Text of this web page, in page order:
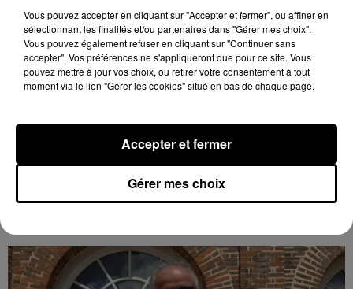
accident sur l'A10
Le choc a eu lieu dans la matinée, vendredi 7 août à
hauteur de Sainville en direction d'Orléans.
LE GRAND FORMAT
Vous pouvez accepter en cliquant sur "Accepter et fermer", ou affiner en
sélectionnant les finalités et/ou partenaires dans "Gérer mes choix".
Vous pouvez également refuser en cliquant sur "Continuer sans
accepter". Vos préférences ne s'appliqueront que pour ce site. Vous
pouvez mettre à jour vos choix, ou retirer votre consentement à tout
moment via le lien "Gérer les cookies" situé en bas de chaque page.
Gérer mes choix
Accepter et fermer